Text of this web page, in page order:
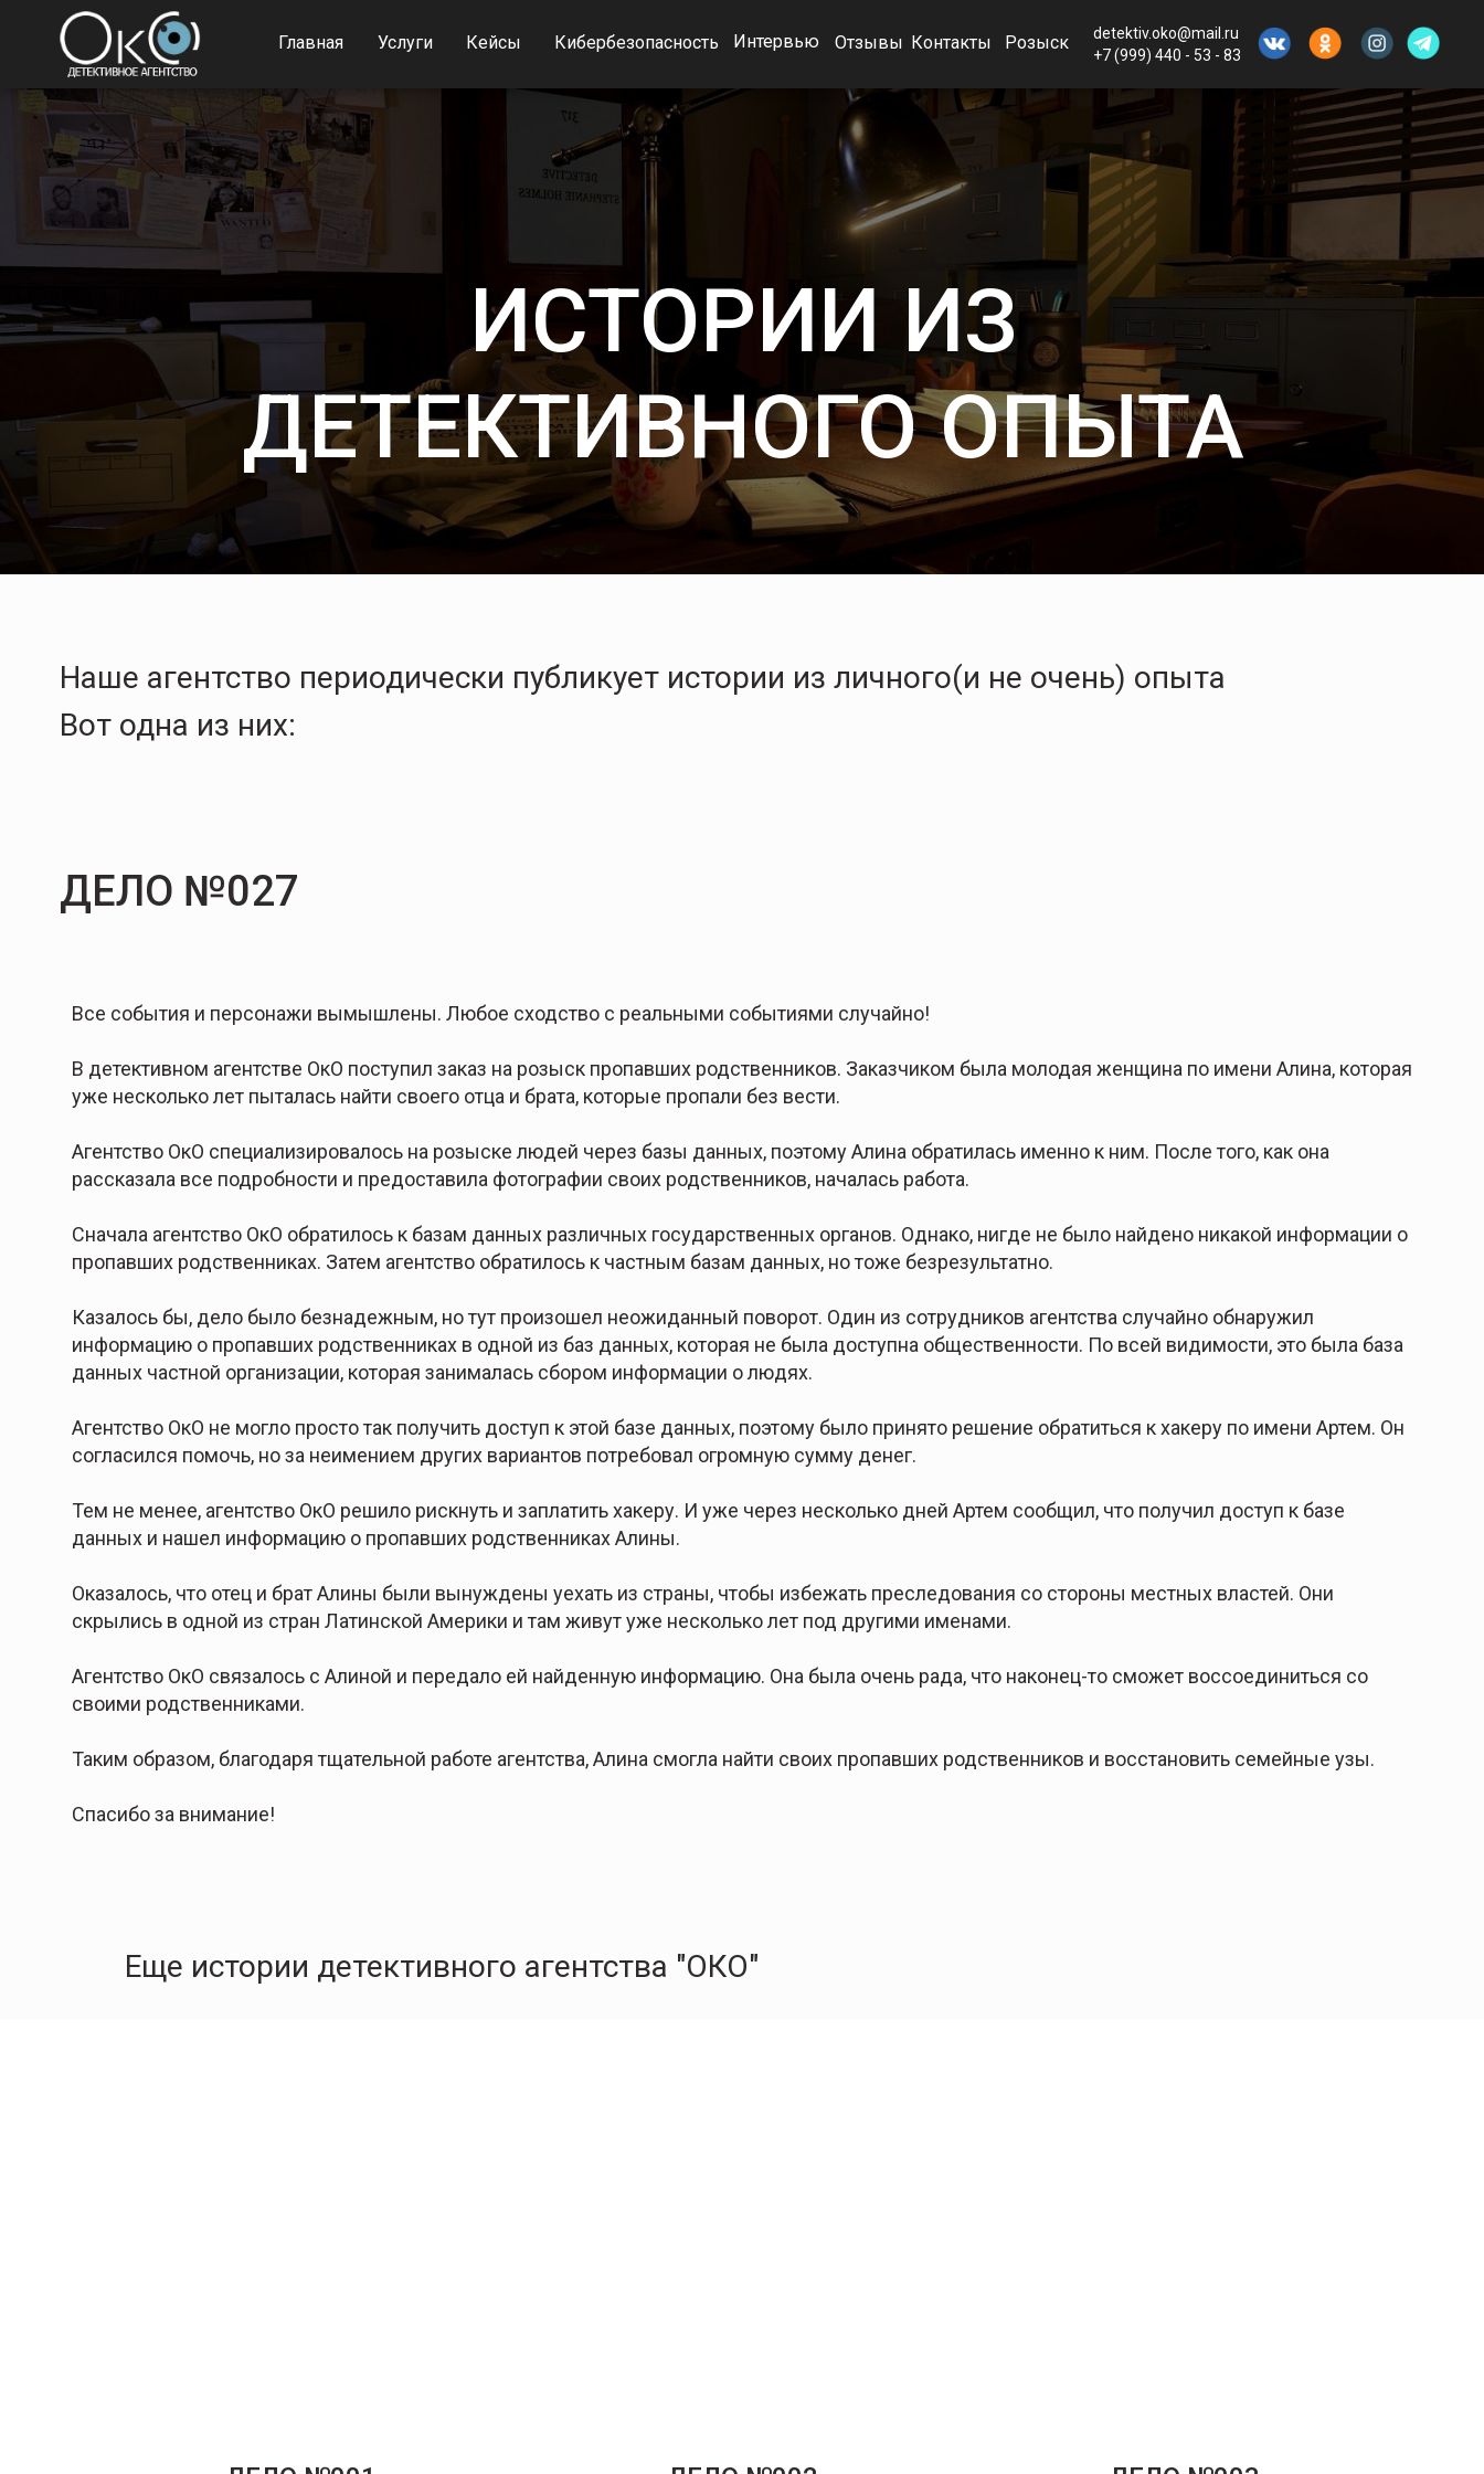
Главная Услуги Кейсы Кибербезопасность Интервью Отзывы Контакты Розыск
detektiv.oko@mail.ru
+7 (999) 440 - 53 - 83
ИСТОРИИ ИЗ
ДЕТЕКТИВНОГО ОПЫТА
Наше агентство периодически публикует истории из личного(и не очень) опыта
Вот одна из них:
ДЕЛО №027
Все события и персонажи вымышлены. Любое сходство с реальными событиями случайно!
В детективном агентстве ОкО поступил заказ на розыск пропавших родственников. Заказчиком была молодая женщина по имени Алина, которая
уже несколько лет пыталась найти своего отца и брата, которые пропали без вести.
Агентство ОкО специализировалось на розыске людей через базы данных, поэтому Алина обратилась именно к ним. После того, как она
рассказала все подробности и предоставила фотографии своих родственников, началась работа.
Сначала агентство ОкО обратилось к базам данных различных государственных органов. Однако, нигде не было найдено никакой информации о
пропавших родственниках. Затем агентство обратилось к частным базам данных, но тоже безрезультатно.
Казалось бы, дело было безнадежным, но тут произошел неожиданный поворот. Один из сотрудников агентства случайно обнаружил
информацию о пропавших родственниках в одной из баз данных, которая не была доступна общественности. По всей видимости, это была база
данных частной организации, которая занималась сбором информации о людях.
Агентство ОкО не могло просто так получить доступ к этой базе данных, поэтому было принято решение обратиться к хакеру по имени Артем. Он
согласился помочь, но за неимением других вариантов потребовал огромную сумму денег.
Тем не менее, агентство ОкО решило рискнуть и заплатить хакеру. И уже через несколько дней Артем сообщил, что получил доступ к базе
данных и нашел информацию о пропавших родственниках Алины.
Оказалось, что отец и брат Алины были вынуждены уехать из страны, чтобы избежать преследования со стороны местных властей. Они
скрылись в одной из стран Латинской Америки и там живут уже несколько лет под другими именами.
Агентство ОкО связалось с Алиной и передало ей найденную информацию. Она была очень рада, что наконец-то сможет воссоединиться со
своими родственниками.
Таким образом, благодаря тщательной работе агентства, Алина смогла найти своих пропавших родственников и восстановить семейные узы.
Спасибо за внимание!
Еще истории детективного агентства "ОКО"